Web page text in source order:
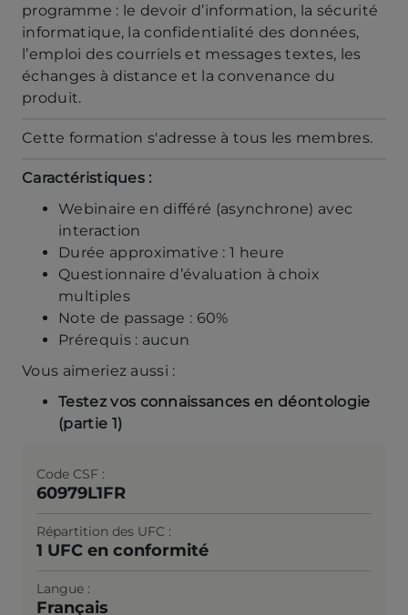
programme : le devoir d’information, la sécurité
informatique, la confidentialité des données,
l’emploi des courriels et messages textes, les
échanges à distance et la convenance du
produit.
Cette formation s'adresse à tous les membres.
Caractéristiques :
Webinaire en différé (asynchrone) avec
interaction
Durée approximative : 1 heure
Questionnaire d’évaluation à choix
multiples
Note de passage : 60%
Prérequis : aucun
Vous aimeriez aussi :
Testez vos connaissances en déontologie
(partie 1)
Code CSF
60979L1FR
Répartition des UFC
1 UFC en conformité
Langue
Français